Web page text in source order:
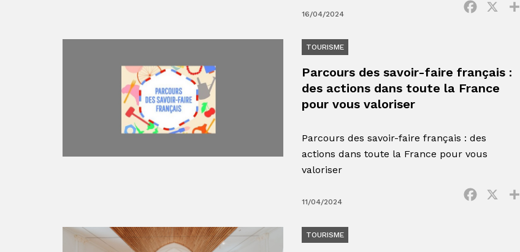
16/04/2024
Facebook
TOURISME
Parcours des savoir-faire français :
des actions dans toute la France
pour vous valoriser
Parcours des savoir-faire français : des
actions dans toute la France pour vous
valoriser
11/04/2024
Facebook
TOURISME